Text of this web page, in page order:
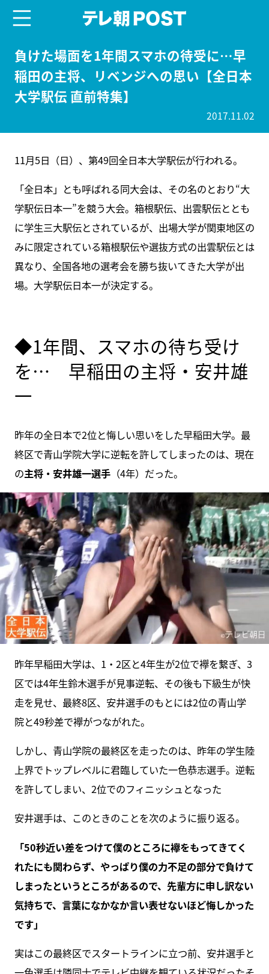
負けた場面を1年間スマホの待受に…早
稲田の主将、リベンジへの思い【全日本
大学駅伝 直前特集】
2017.11.02
11月5日（日）、第49回全日本大学駅伝が行われる。
「全日本」とも呼ばれる同大会は、その名のとおり“大
学駅伝日本一”を競う大会。箱根駅伝、出雲駅伝ととも
に学生三大駅伝とされているが、出場大学が関東地区の
みに限定されている箱根駅伝や選抜方式の出雲駅伝とは
異なり、全国各地の選考会を勝ち抜いてきた大学が出
場。大学駅伝日本一が決定する。
◆1年間、スマホの待ち受け
を… 早稲田の主将・安井雄
一
昨年の全日本で2位と悔しい思いをした早稲田大学。最
終区で青山学院大学に逆転を許してしまったのは、現在
の主将・安井雄一選手（4年）だった。
昨年早稲田大学は、1・2区と4年生が2位で襷を繋ぎ、3
区では4年生鈴木選手が見事逆転、その後も下級生が快
走を見せ、最終8区、安井選手のもとには2位の青山学
院と49秒差で襷がつながれた。
しかし、青山学院の最終区を走ったのは、昨年の学生陸
上界でトップレベルに君臨していた一色恭志選手。逆転
を許してしまい、2位でのフィニッシュとなった
安井選手は、このときのことを次のように振り返る。
「50秒近い差をつけて僕のところに襷をもってきてく
れたにも関わらず、やっぱり僕の力不足の部分で負けて
しまったというところがあるので、先輩方に申し訳ない
気持ちで、言葉になかなか言い表せないほど悔しかった
です」
実はこの最終区でスタートラインに立つ前、安井選手と